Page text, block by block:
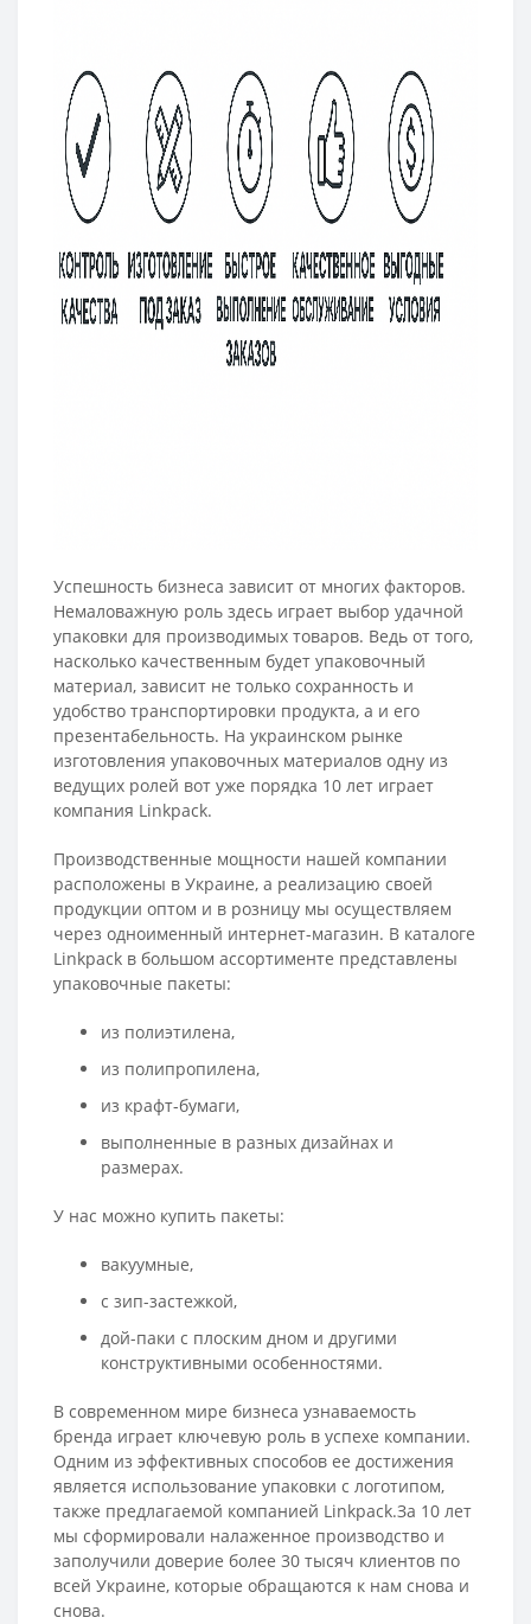
Успешность бизнеса зависит от многих факторов.
Немаловажную роль здесь играет выбор удачной
упаковки для производимых товаров. Ведь от того,
насколько качественным будет упаковочный
материал, зависит не только сохранность и
удобство транспортировки продукта, а и его
презентабельность. На украинском рынке
изготовления упаковочных материалов одну из
ведущих ролей вот уже порядка 10 лет играет
компания Linkpack.
Производственные мощности нашей компании
расположены в Украине, а реализацию своей
продукции оптом и в розницу мы осуществляем
через одноименный интернет-магазин. В каталоге
Linkpack в большом ассортименте представлены
упаковочные пакеты:
из полиэтилена,
из полипропилена,
из крафт-бумаги,
выполненные в разных дизайнах и
размерах.
У нас можно купить пакеты:
вакуумные,
с зип-застежкой,
дой-паки с плоским дном и другими
конструктивными особенностями.
В современном мире бизнеса узнаваемость
бренда играет ключевую роль в успехе компании.
Одним из эффективных способов ее достижения
является использование упаковки с логотипом,
также предлагаемой компанией Linkpack.За 10 лет
мы сформировали налаженное производство и
заполучили доверие более 30 тысяч клиентов по
всей Украине, которые обращаются к нам снова и
снова.